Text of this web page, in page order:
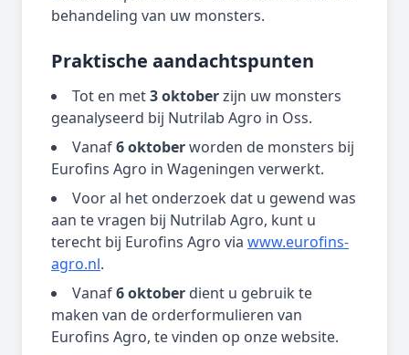
behandeling van uw monsters.
Praktische aandachtspunten
Tot en met3 oktoberzijn uw monsters
geanalyseerd bij Nutrilab Agro in Oss.
Vanaf6 oktoberworden de monsters bij
Eurofins Agro in Wageningen verwerkt.
Voor al het onderzoek dat u gewend was
aan te vragen bij Nutrilab Agro, kunt u
terecht bij Eurofins Agro via www.eurofins-
agro.nl.
Vanaf6 oktober dient u gebruik te
maken van de orderformulieren van
Eurofins Agro, te vinden op onze website.